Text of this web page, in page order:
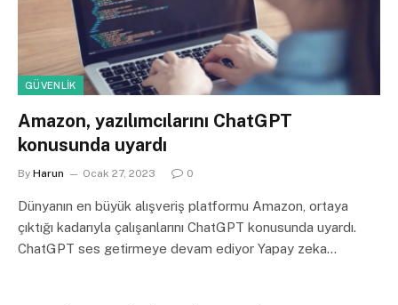
GÜVENLIK
Amazon, yazılımcılarını ChatGPT
konusunda uyardı
By Harun Ocak 27, 2023 0
Dünyanın en büyük alışveriş platformu Amazon, ortaya
çıktığı kadarıyla çalışanlarını ChatGPT konusunda uyardı.
ChatGPT ses getirmeye devam ediyor Yapay zeka…